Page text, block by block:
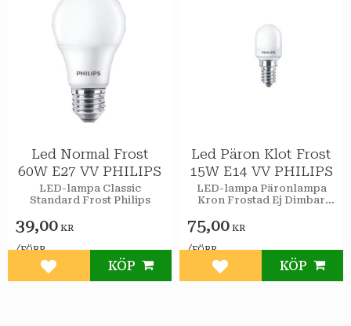
Led Normal Frost
60W E27 VV PHILIPS
LED-lampa Classic
Standard Frost Philips
39,00 KR
/FÖRP
Lägg till i favoriter
KÖP
Led Päron Klot Frost
15W E14 VV PHILIPS
LED-lampa Päronlampa
Kron Frostad Ej Dimbar
75,00 KR
/FÖRP
Lägg till i favoriter
KÖP